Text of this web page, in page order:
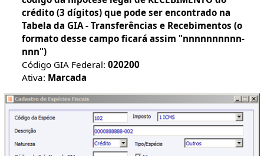
crédito (3 dígitos) que pode ser encontrado na
Tabela da GIA - Transferências e Recebimentos (o
formato desse campo ficará assim "nnnnnnnnnn-
nnn")
Código GIA Federal:020200
Ativa: Marcada